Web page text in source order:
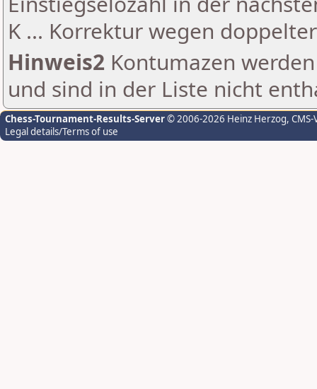
K ... Korrektur wegen
Hinweis2 Kontumazen
und sind in der Liste nicht
Chess-Tournament-Results-Server© 2006-2026 Heinz Herzog,
Legal details/Terms of use